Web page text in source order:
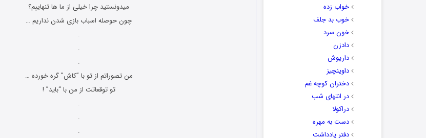
خواب زده
خوب بد جلف
خون سرد
دادزن
داریوش
داوینچیز
دختران کوچه غم
در انتهای شب
دراکولا
دست به مهره
دفتر یادداشت
میدونستید چرا خیلی از ما ها تنهاییم؟
چون حوصله اسباب بازى شدن نداریم …
.
.
.
من تصوراتم از تو با ”کاش” گره خورده …
تو توقعاتت از من با “باید” !
.
.
.